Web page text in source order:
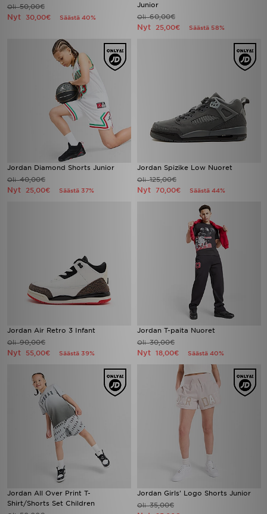
Oli50,00€
Nyt 30,00€ Säästä 40%
Junior
Oli60,00€
Nyt 25,00€ Säästä 58%
Jordan Diamond Shorts Junior
Oli40,00€
Nyt 25,00€ Säästä 37%
Jordan Spizike Low Nuoret
Oli125,00€
Nyt 70,00€ Säästä 44%
Jordan Air Retro 3 Infant
Oli90,00€
Nyt 55,00€ Säästä 39%
Jordan T-paita Nuoret
Oli30,00€
Nyt 18,00€ Säästä 40%
Jordan All Over Print T-
Shirt/Shorts Set Children
Jordan Girls' Logo Shorts Junior
Oli35,00€